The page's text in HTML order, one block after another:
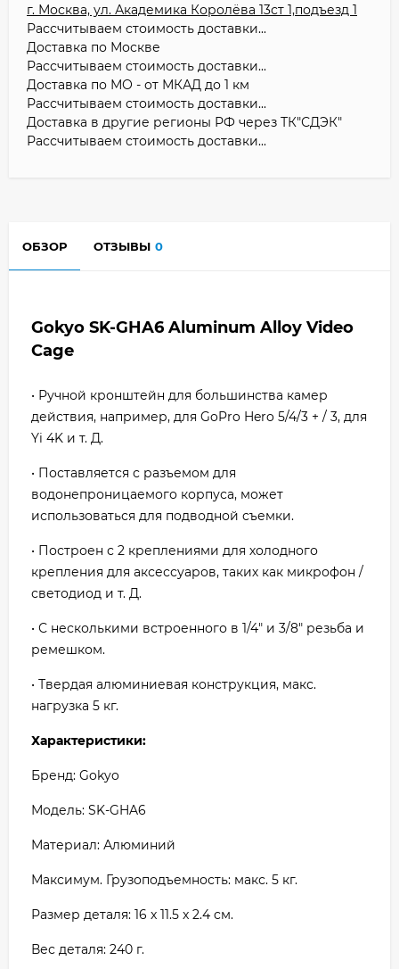
г. Москва, ул. Академика Королёва 13ст 1,подъезд 1
Рассчитываем стоимость доставки...
Доставка по Москве
Рассчитываем стоимость доставки...
Доставка по МО - от МКАД до 1 км
Рассчитываем стоимость доставки...
Доставка в другие регионы РФ через ТК"СДЭК"
Рассчитываем стоимость доставки...
ОБЗОР ОТЗЫВЫ 0
Gokyo SK-GHA6 Aluminum Alloy Video
Cage
• Ручной кронштейн для большинства камер
действия, например, для GoPro Hero 5/4/3 + / 3, для
Yi 4K и т. Д.
• Поставляется с разъемом для
водонепроницаемого корпуса, может
использоваться для подводной съемки.
• Построен с 2 креплениями для холодного
крепления для аксессуаров, таких как микрофон /
светодиод и т. Д.
• С несколькими встроенного в 1/4" и 3/8" резьба и
ремешком.
• Твердая алюминиевая конструкция, макс.
нагрузка 5 кг.
Характеристики:
Бренд: Gokyo
Модель: SK-GHA6
Материал: Алюминий
Максимум. Грузоподъемность: макс. 5 кг.
Размер деталя: 16 x 11.5 x 2.4 cм.
Вес деталя: 240 г.